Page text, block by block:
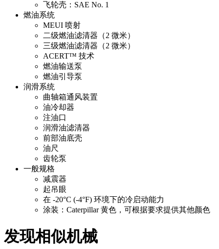
飞轮壳：SAE No. 1
燃油系统
MEUI 喷射
二级燃油滤清器（2 微米）
三级燃油滤清器（2 微米）
ACERT™ 技术
燃油输送泵
燃油引导泵
润滑系统
曲轴箱通风装置
油冷却器
注油口
润滑油滤清器
前部油底壳
油尺
齿轮泵
一般规格
减震器
起吊眼
在 -20°C (-4°F) 环境下的冷启动能力
涂装：Caterpillar 黄色，可根据要求提供其他颜色
发现相似机械